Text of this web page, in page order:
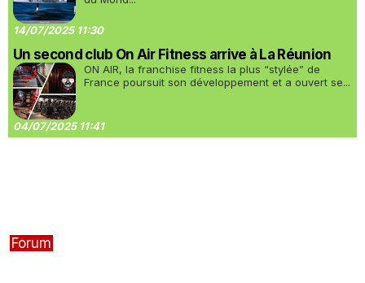
14/07/2025 11:30
Un second club On Air Fitness arrive à La Réunion
ON AIR, la franchise fitness la plus “stylée” de
France poursuit son développement et a ouvert se...
04/07/2025 11:41
Forum